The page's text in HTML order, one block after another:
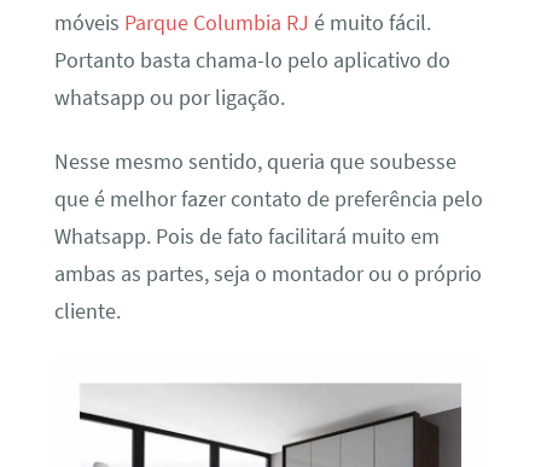
móveis Parque Columbia RJ é muito fácil.
Portanto basta chama-lo pelo aplicativo do
whatsapp ou por ligação.
Nesse mesmo sentido, queria que soubesse
que é melhor fazer contato de preferência pelo
Whatsapp. Pois de fato facilitará muito em
ambas as partes, seja o montador ou o próprio
cliente.